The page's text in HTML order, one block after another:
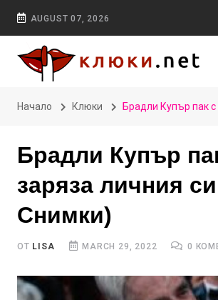
AUGUST 07, 2026
Начало Клюки Брадли Купър пак
Брадли Купър
заряза личния
Снимки)
ОТ LISA MARCH 29, 2022 0